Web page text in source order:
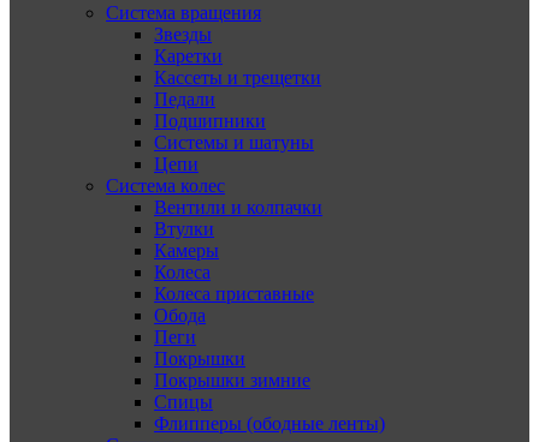
Система вращения
Звезды
Каретки
Кассеты и трещетки
Педали
Подшипники
Системы и шатуны
Цепи
Система колес
Вентили и колпачки
Втулки
Камеры
Колеса
Колеса приставные
Обода
Пеги
Покрышки
Покрышки зимние
Спицы
Флипперы (ободные ленты)